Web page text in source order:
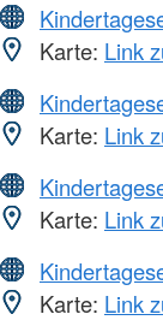
Karte: Link
Karte: Link
Karte: Link
Karte: Link